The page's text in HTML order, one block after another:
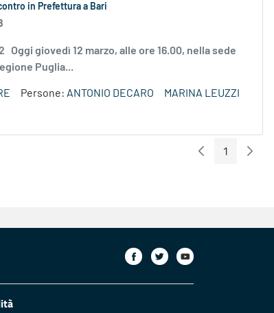
in Prefettura a Bari
giovedì 12 marzo, alle ore 16.00, nella sede
Puglia...
Persone: ANTONIO DECARO
MARINA LEUZZI
PaginaPagina
1